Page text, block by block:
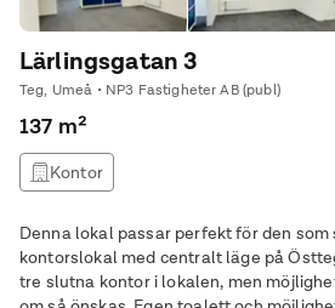
Lärlingsgatan 3
Teg, Umeå • NP3 Fastigheter AB (publ)
137 m²
Kontor
Denna lokal passar perfekt för den som
kontorslokal med centralt läge på
tre slutna kontor i lokalen, men